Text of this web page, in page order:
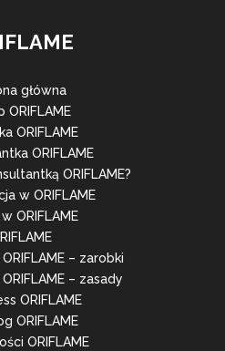
główna
ORIFLAME
ORIFLAME
ORIFLAME
ORIFLAME?
w ORIFLAME
ORIFLAME
– zarobki
– zasady
ORIFLAME
ORIFLAME
ORIFLAME